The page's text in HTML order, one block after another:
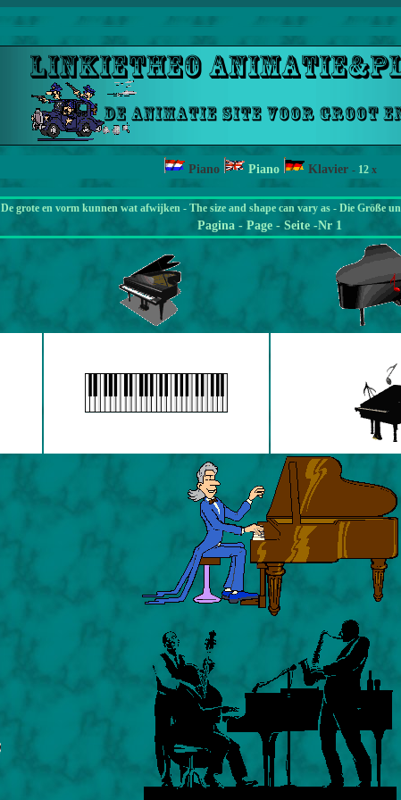
Piano Piano Klavier - 12 x
De grote en vorm kunnen wat afwijken - The size and shape can vary as - Die Größe
Pagina - Page - Seite -Nr 1